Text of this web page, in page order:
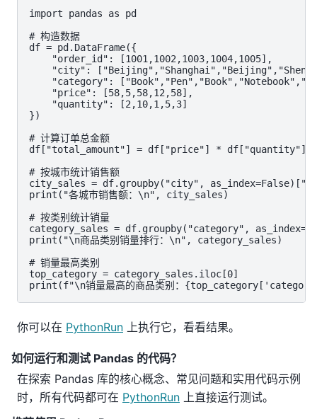
import pandas as pd
# 构造数据
df = pd.DataFrame({
    "order_id": [1001,1002,1003,1004,1005],
"city":
"category":
    "price": [58,5,58,12,58],
    "quantity": [2,10,1,5,3]
})
# 计算订单总金额
df["total_amount"] = df["price"] * df["quantity"]
# 按城市统计销售额
city_sales = df.groupby("city",
print("各城市销售额：\n", city_sales)
# 按类别统计销量
category_sales = df.groupby("category",
print("\n商品类别销量排行：\n", category_sales)
# 销量最高类别
top_category = category_sales.iloc[0]
print(f"\n销量最高的商品类别：
你可以在 PythonRun 上执行它，看看结果。
如何运行和测试 Pandas 的代码？
在探索 Pandas 库的核心概念、常见问题和实用代码示例
时，所有代码都可在 PythonRun 上直接运行测试。